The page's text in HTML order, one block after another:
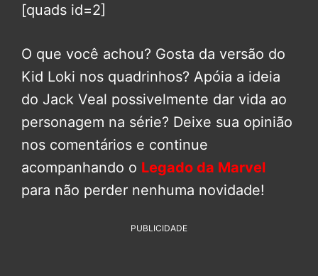
[quads id=2]
O que você achou? Gosta da versão do
Kid Loki nos quadrinhos? Apóia a ideia
do Jack Veal possivelmente dar vida ao
personagem na série? Deixe sua opinião
nos comentários e continue
acompanhando o Legado da Marvel
para não perder nenhuma novidade!
PUBLICIDADE